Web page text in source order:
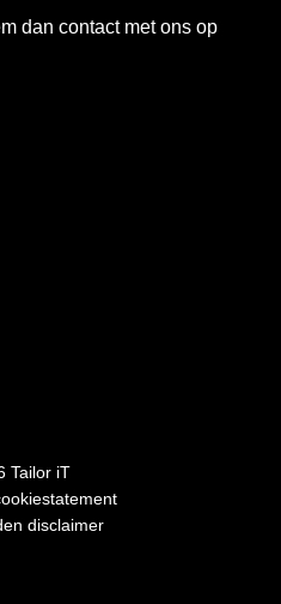
dan contact met ons op
Tailor iT
disclaimer